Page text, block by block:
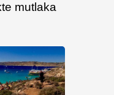
mutlaka